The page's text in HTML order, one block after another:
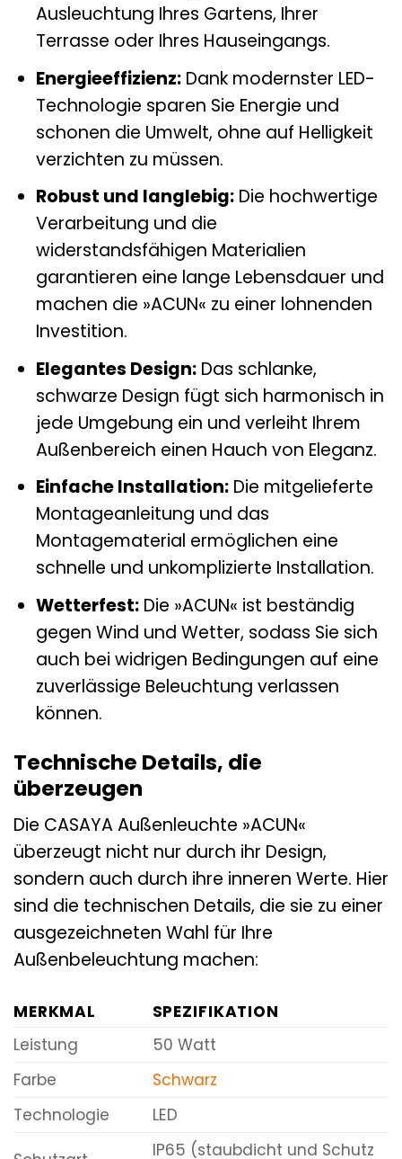
Ausleuchtung Ihres Gartens, Ihrer
Terrasse oder Ihres Hauseingangs.
Energieeffizienz:Dank modernster LED-
Technologie sparen Sie Energie und
schonen die Umwelt, ohne auf Helligkeit
verzichten zu müssen.
Robust und langlebig:Die hochwertige
Verarbeitung und die
widerstandsfähigen Materialien
garantieren eine lange Lebensdauer und
machen die »ACUN« zu einer lohnenden
Investition.
Elegantes Design:Das schlanke,
schwarze Design fügt sich harmonisch in
jede Umgebung ein und verleiht Ihrem
Außenbereich einen Hauch von Eleganz.
Einfache Installation:Die mitgelieferte
Montageanleitung und das
Montagematerial ermöglichen eine
schnelle und unkomplizierte Installation.
Wetterfest:Die »ACUN« ist beständig
gegen Wind und Wetter, sodass Sie sich
auch bei widrigen Bedingungen auf eine
zuverlässige Beleuchtung verlassen
können.
Technische Details, die
überzeugen
Die CASAYA Außenleuchte »ACUN«
überzeugt nicht nur durch ihr Design,
sondern auch durch ihre inneren Werte. Hier
sind die technischen Details, die sie zu einer
ausgezeichneten Wahl für Ihre
Außenbeleuchtung machen:
MERKMAL
SPEZIFIKATION
Leistung
50 Watt
Farbe
Schwarz
Technologie
LED
IP65 (staubdicht und Schutz